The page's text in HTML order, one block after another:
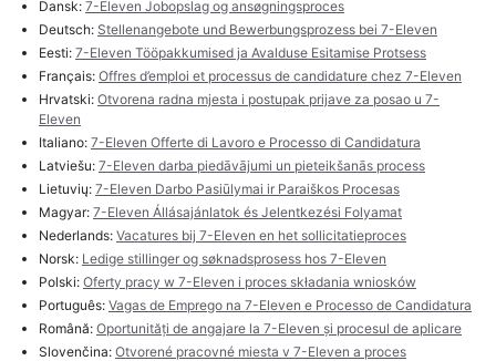
Dansk: 7-Eleven Jobopslag og ansøgningsproces
Deutsch: Stellenangebote und Bewerbungsprozess bei 7-Eleven
Eesti: 7-Eleven Tööpakkumised ja Avalduse Esitamise Protsess
Français: Offres d’emploi et processus de candidature chez 7-Eleven
Hrvatski: Otvorena radna mjesta i postupak prijave za posao u 7-
Eleven
Italiano: 7-Eleven Offerte di Lavoro e Processo di Candidatura
Latviešu: 7-Eleven darba piedāvājumi un pieteikšanās process
Lietuvių: 7-Eleven Darbo Pasiūlymai ir Paraiškos Procesas
Magyar: 7-Eleven Állásajánlatok és Jelentkezési Folyamat
Nederlands: Vacatures bij 7-Eleven en het sollicitatieproces
Norsk: Ledige stillinger og søknadsprosess hos 7-Eleven
Polski: Oferty pracy w 7-Eleven i proces składania wniosków
Português: Vagas de Emprego na 7-Eleven e Processo de Candidatura
Română: Oportunități de angajare la 7-Eleven și procesul de aplicare
Slovenčina: Otvorené pracovné miesta v 7-Eleven a proces